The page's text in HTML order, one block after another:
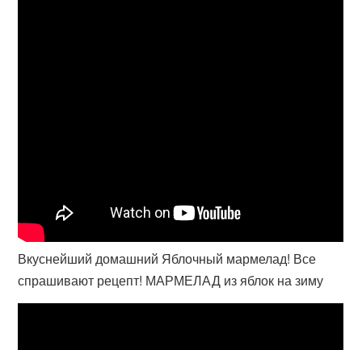
Вкуснейший домашний Яблочный мармелад! Все
спрашивают рецепт! МАРМЕЛАД из яблок на зиму